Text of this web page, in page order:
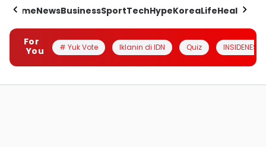
HomeNewsBusinessSportTechHypeKoreaLifeHealth
For
You
# Yuk Vote Iklanin di IDN Quiz INSIDENESIA